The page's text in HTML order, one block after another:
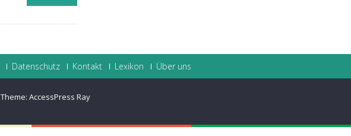
Datenschutz Kontakt Lexikon Über uns
Theme: AccessPress Ray